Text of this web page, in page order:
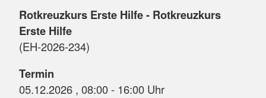
Rotkreuzkurs Erste Hilfe - Rotkreuzkurs
Erste Hilfe
(EH-2026-234)
Termin
05.12.2026 , 08:00 - 16:00 Uhr